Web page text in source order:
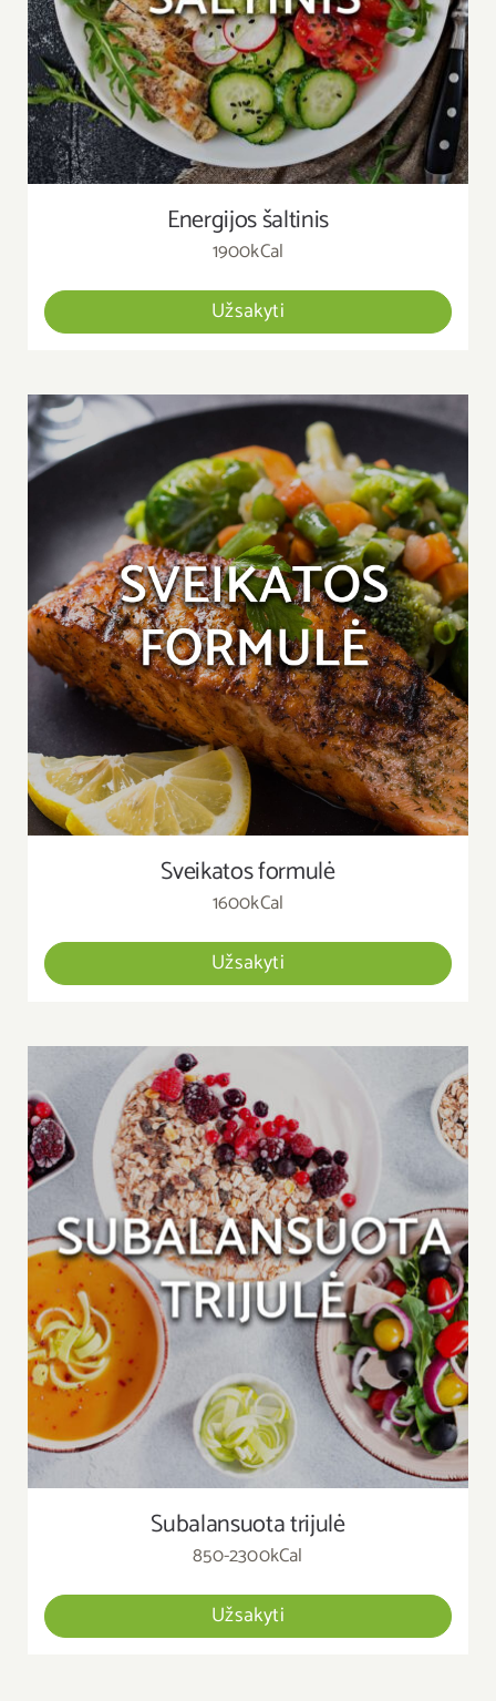
Energijos šaltinis
1900kCal
Užsakyti
Sveikatos formulė
1600kCal
Užsakyti
Subalansuota trijulė
850-2300kCal
Užsakyti